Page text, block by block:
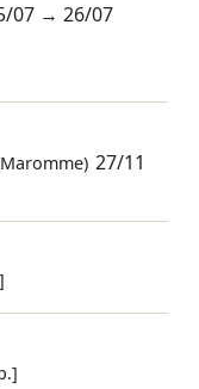
07 →26/07
27/11